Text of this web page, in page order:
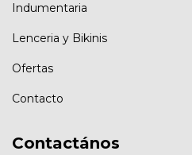
Indumentaria
Lenceria y Bikinis
Ofertas
Contacto
Contactános